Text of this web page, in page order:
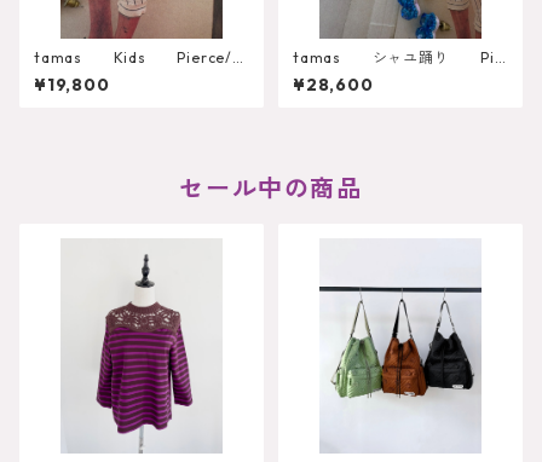
tamas Kids Pierce/E
arring
¥19,800
tamas シャユ踊り Pie
rce/Earring
¥28,600
セール中の商品